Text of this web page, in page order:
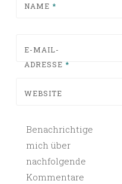
NAME *
E-MAIL-
ADRESSE *
WEBSITE
Benachrichtige
mich über
nachfolgende
Kommentare